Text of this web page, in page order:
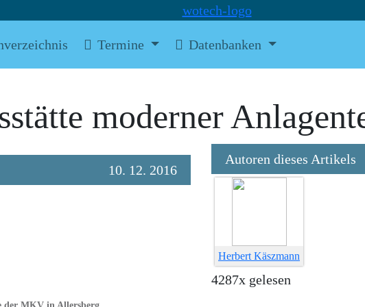
Termine Datenbanken
moderner
10. 12. 2016
Autoren dieses Artikels
Herbert Käszmann
4287x gelesen